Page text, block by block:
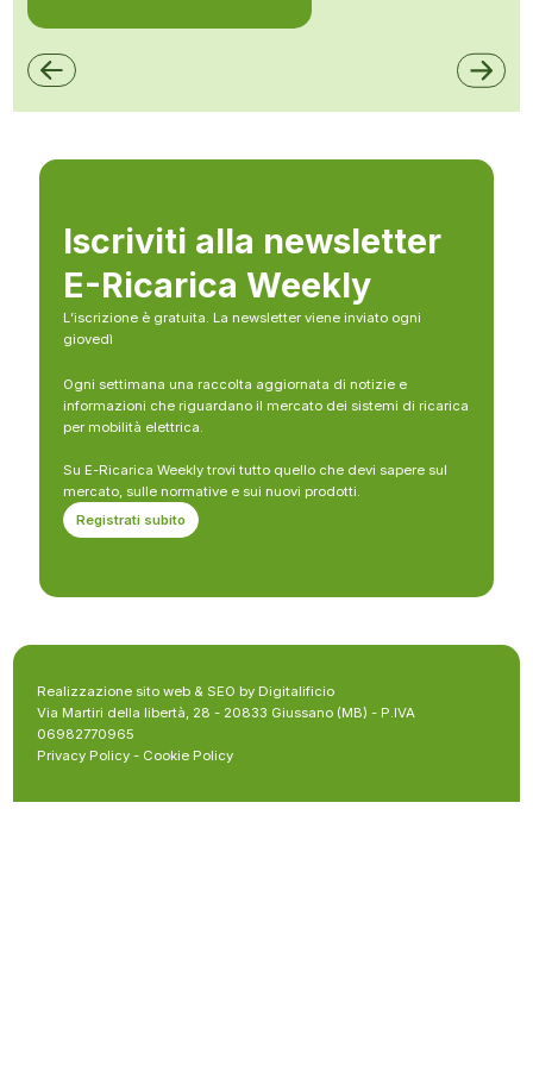
Iscriviti alla newsletter
E-Ricarica Weekly
L’iscrizione è gratuita. La newsletter viene inviato ogni
giovedì
Ogni settimana una raccolta aggiornata di notizie e
informazioni che riguardano il mercato dei sistemi di ricarica
per mobilità elettrica.
Su E-Ricarica Weekly trovi tutto quello che devi sapere sul
mercato, sulle normative e sui nuovi prodotti.
Registrati subito
Realizzazione sito web & SEO by Digitalificio
Via Martiri della libertà, 28 - 20833 Giussano (MB) - P.IVA
06982770965
Privacy Policy - Cookie Policy